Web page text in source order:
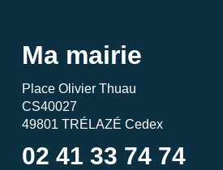
Ma mairie
Place Olivier Thuau
CS40027
49801 TRÉLAZÉ Cedex
02 41 33 74 74